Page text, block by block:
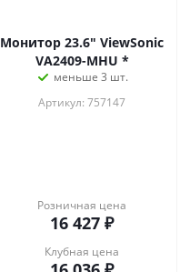
Монитор 23.6" ViewSonic
VA2409-MHU *
меньше 3 шт.
Артикул: 757147
Розничная цена
16 427 ₽
Клубная цена